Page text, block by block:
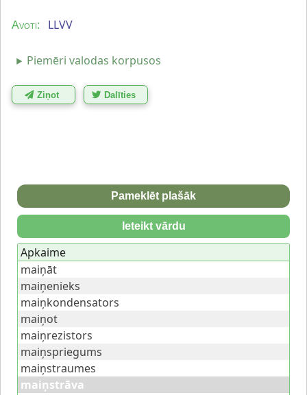
Avoti: LLVV
Piemēri valodas korpusos
Ziņot Dalīties
Pameklēt plašāk
Ieteikt vārdu
Apkaime
maiņāt
maiņenieks
maiņkondensators
maiņot
maiņrezistors
maiņspriegums
maiņstraumes
maiņstrāva